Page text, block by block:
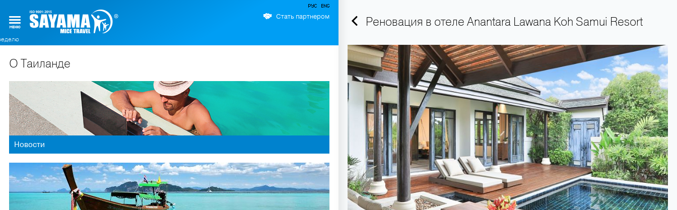
Стать партнером
О Таиланде
Новости
Реновация в отеле Anantara Lawana Koh Samui Resort